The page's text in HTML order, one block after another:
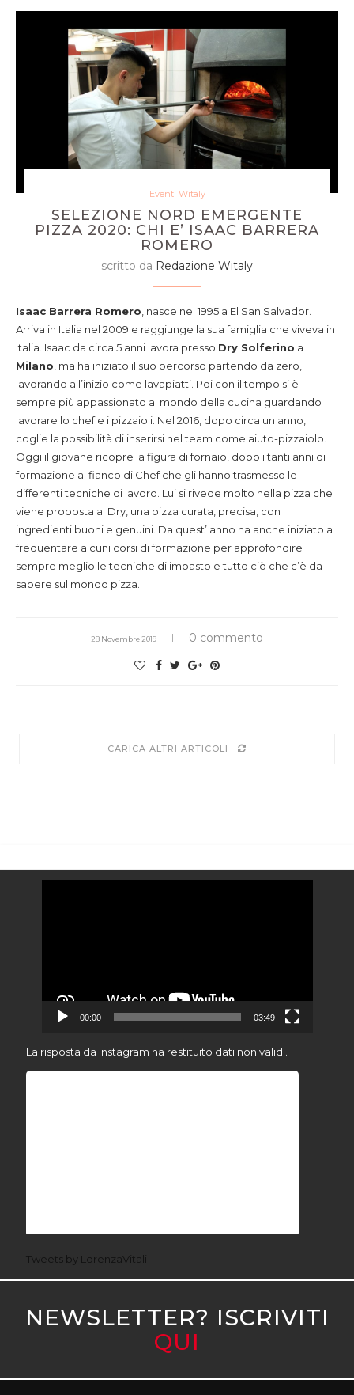
Eventi Witaly
SELEZIONE NORD EMERGENTE
PIZZA 2020: CHI E’ ISAAC BARRERA
ROMERO
scritto da Redazione Witaly
Isaac Barrera Romero , nasce nel 1995 a El San Salvador.
Arriva in Italia nel 2009 e raggiunge la sua famiglia che viveva in
Italia. Isaac da circa 5 anni lavora presso Dry Solferino a
Milano , ma ha iniziato il suo percorso partendo da zero,
lavorando all’inizio come lavapiatti. Poi con il tempo si è
sempre più appassionato al mondo della cucina guardando
lavorare lo chef e i pizzaioli. Nel 2016, dopo circa un anno,
coglie la possibilità di inserirsi nel team come aiuto-pizzaiolo.
Oggi il giovane ricopre la figura di fornaio, dopo i tanti anni di
formazione al fianco di Chef che gli hanno trasmesso le
differenti tecniche di lavoro. Lui si rivede molto nella pizza che
viene proposta al Dry, una pizza curata, precisa, con
ingredienti buoni e genuini. Da quest’ anno ha anche iniziato a
frequentare alcuni corsi di formazione per approfondire
sempre meglio le tecniche di impasto e tutto ciò che c’è da
sapere sul mondo pizza.
28 Novembre 2019 0 commento
CARICA ALTRI ARTICOLI
00:00 03:49
La risposta da Instagram ha restituito dati non validi.
Tweets by LorenzaVitali
NEWSLETTER? ISCRIVITI
QUI